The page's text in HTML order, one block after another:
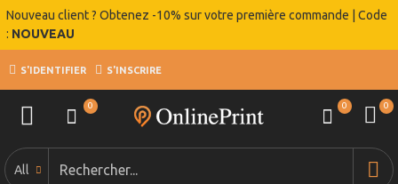
Nouveau client ? Obtenez -10% sur votre première commande | Code
: NOUVEAU
S'IDENTIFIER S'INSCRIRE
0 0 0
All